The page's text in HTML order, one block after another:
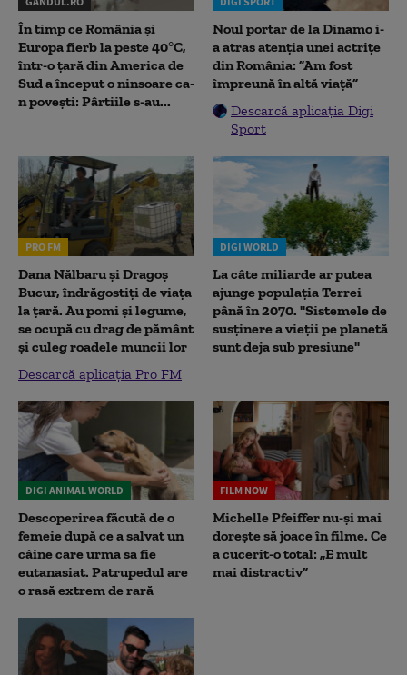
În timp ce România și
Europa fierb la peste 40°C,
într-o țară din America de
Sud a început o ninsoare ca-
n povești: Pârtiile s-au...
Noul portar de la Dinamo i-
a atras atenția unei actrițe
din România: ”Am fost
împreună în altă viață”
Descarcă aplicația Digi
Sport
PRO FM
Dana Nălbaru și Dragoș
Bucur, îndrăgostiți de viața
la țară. Au pomi și legume,
se ocupă cu drag de pământ
și culeg roadele muncii lor
Descarcă aplicația Pro FM
DIGI WORLD
La câte miliarde ar putea
ajunge populația Terrei
până în 2070. "Sistemele de
susținere a vieții pe planetă
sunt deja sub presiune"
DIGI ANIMAL WORLD
Descoperirea făcută de o
femeie după ce a salvat un
câine care urma sa fie
eutanasiat. Patrupedul are
o rasă extrem de rară
FILM NOW
Michelle Pfeiffer nu-și mai
dorește să joace în filme. Ce
a cucerit-o total: „E mult
mai distractiv”